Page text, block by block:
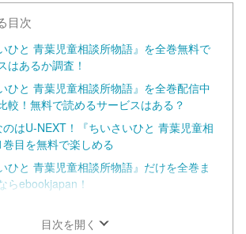
目次
ひと 青葉児童相談所物語』を全巻無料で
はあるか調査！
ひと 青葉児童相談所物語』を全巻配信中
較！無料で読めるサービスはある？
はU-NEXT！『ちいさいひと 青葉児童相
目を無料で楽しめる
ひと 青葉児童相談所物語』だけを全巻ま
らebookjapan！
目次を開く